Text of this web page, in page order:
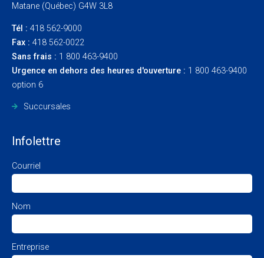
Matane (Québec) G4W 3L8
Tél : 418 562-9000
Fax : 418 562-0022
Sans frais : 1 800 463-9400
Urgence en dehors des heures d'ouverture : 1 800 463-9400
option 6
Succursales
Infolettre
Courriel
Nom
Entreprise